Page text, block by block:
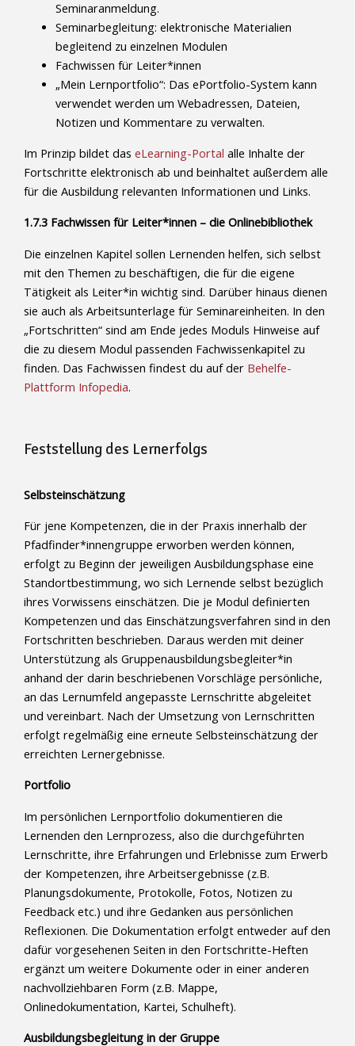
Seminaranmeldung.
Seminarbegleitung: elektronische Materialien
begleitend zu einzelnen Modulen
Fachwissen für Leiter*innen
„Mein Lernportfolio“: Das ePortfolio-System kann
verwendet werden um Webadressen, Dateien,
Notizen und Kommentare zu verwalten.
Im Prinzip bildet das eLearning-Portal alle Inhalte der
Fortschritte elektronisch ab und beinhaltet außerdem alle
für die Ausbildung relevanten Informationen und Links.
1.7.3 Fachwissen für Leiter*innen – die Onlinebibliothek
Die einzelnen Kapitel sollen Lernenden helfen, sich selbst
mit den Themen zu beschäftigen, die für die eigene
Tätigkeit als Leiter*in wichtig sind. Darüber hinaus dienen
sie auch als Arbeitsunterlage für Seminareinheiten. In den
„Fortschritten“ sind am Ende jedes Moduls Hinweise auf
die zu diesem Modul passenden Fachwissenkapitel zu
finden. Das Fachwissen findest du auf der Behelfe-
Plattform Infopedia.
Feststellung des Lernerfolgs
Selbsteinschätzung
Für jene Kompetenzen, die in der Praxis innerhalb der
Pfadfinder*innengruppe erworben werden können,
erfolgt zu Beginn der jeweiligen Ausbildungsphase eine
Standortbestimmung, wo sich Lernende selbst bezüglich
ihres Vorwissens einschätzen. Die je Modul definierten
Kompetenzen und das Einschätzungsverfahren sind in den
Fortschritten beschrieben. Daraus werden mit deiner
Unterstützung als Gruppenausbildungsbegleiter*in
anhand der darin beschriebenen Vorschläge persönliche,
an das Lernumfeld angepasste Lernschritte abgeleitet
und vereinbart. Nach der Umsetzung von Lernschritten
erfolgt regelmäßig eine erneute Selbsteinschätzung der
erreichten Lernergebnisse.
Portfolio
Im persönlichen Lernportfolio dokumentieren die
Lernenden den Lernprozess, also die durchgeführten
Lernschritte, ihre Erfahrungen und Erlebnisse zum Erwerb
der Kompetenzen, ihre Arbeitsergebnisse (z.B.
Planungsdokumente, Protokolle, Fotos, Notizen zu
Feedback etc.) und ihre Gedanken aus persönlichen
Reflexionen. Die Dokumentation erfolgt entweder auf den
dafür vorgesehenen Seiten in den Fortschritte-Heften
ergänzt um weitere Dokumente oder in einer anderen
nachvollziehbaren Form (z.B. Mappe,
Onlinedokumentation, Kartei, Schulheft).
Ausbildungsbegleitung in der Gruppe